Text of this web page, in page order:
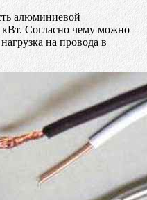
алюминиевой
кВт. Согласно чему можно
на провода в